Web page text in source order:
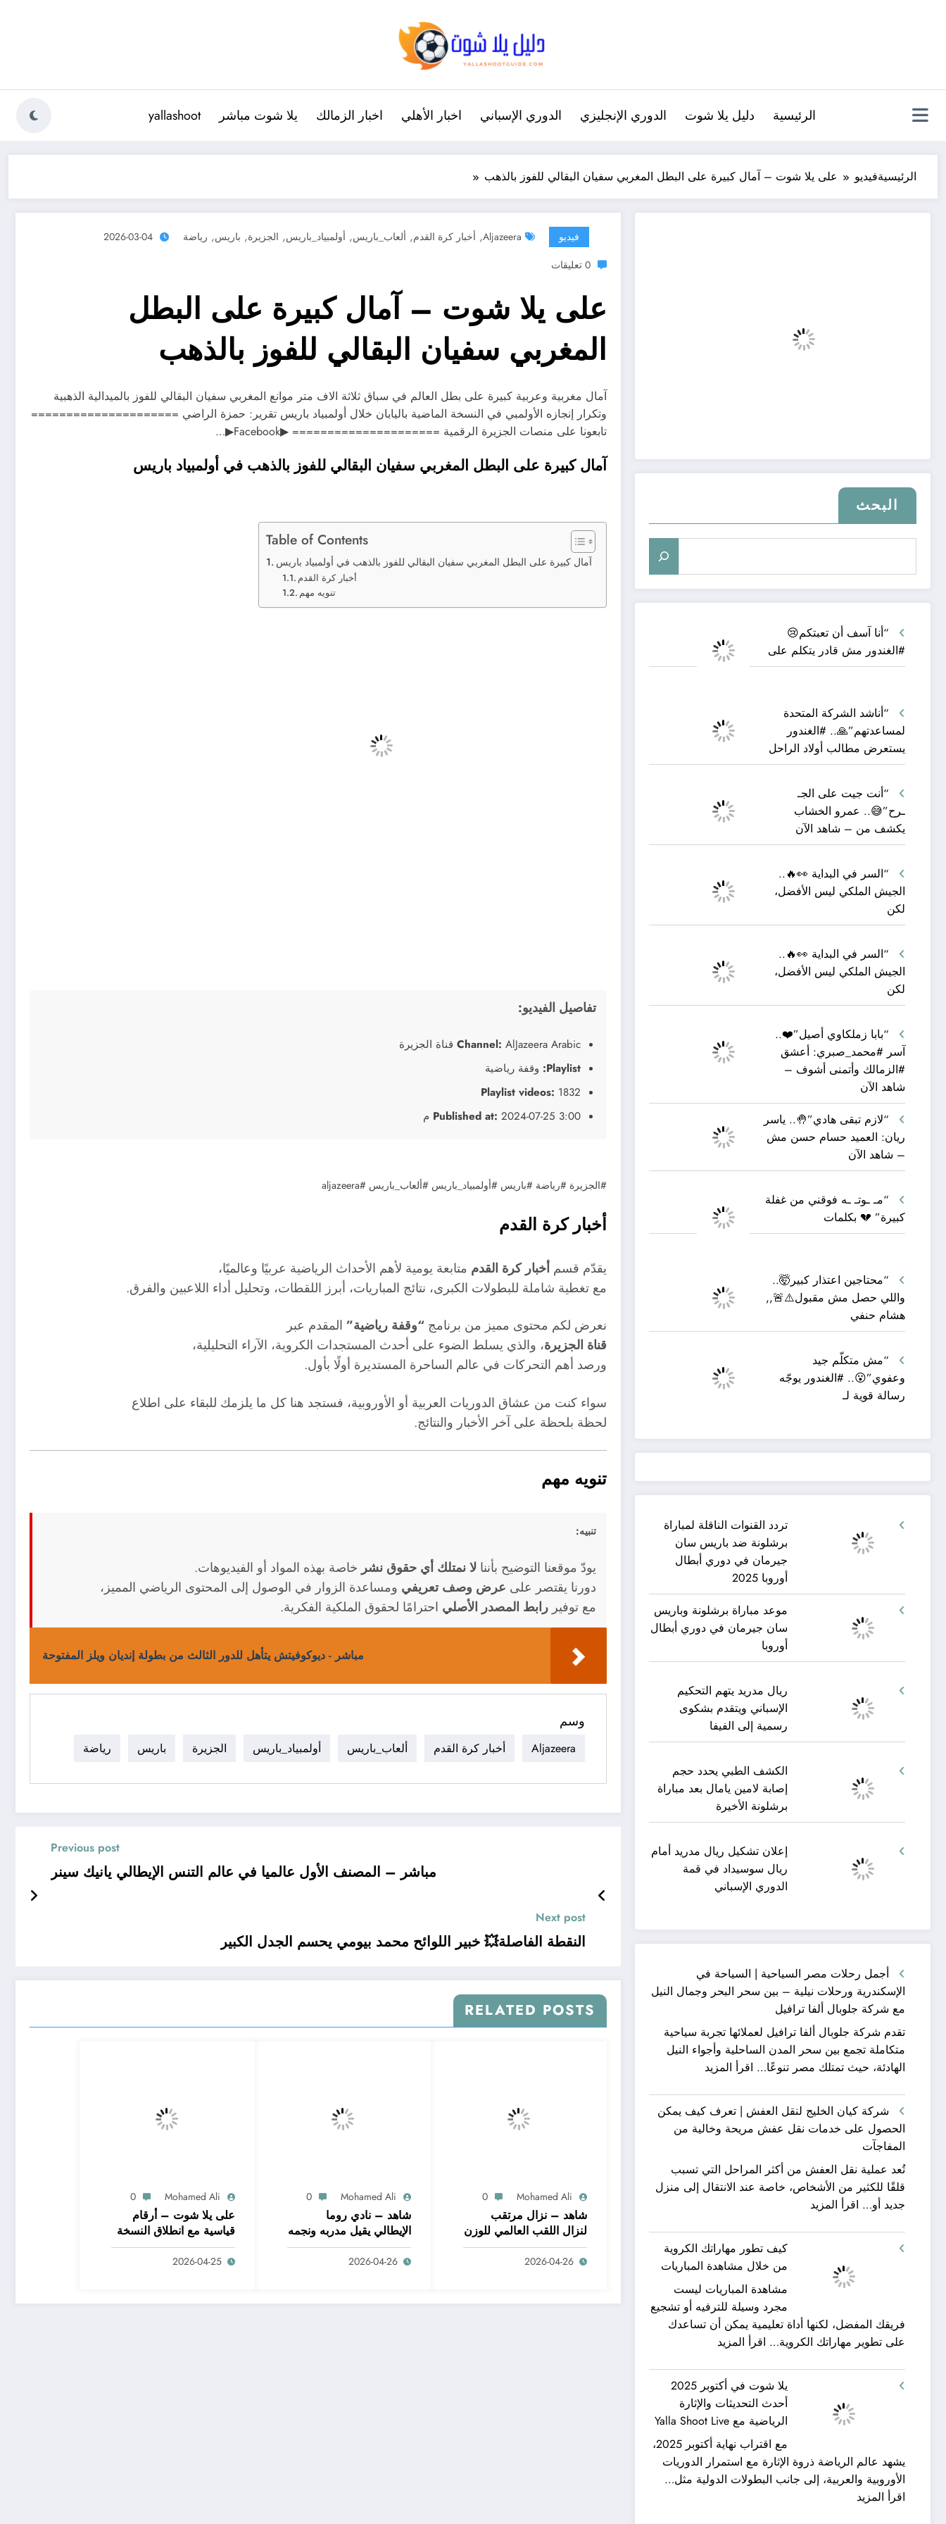
الرئيسية دليل يلا شوت الدوري الإنجليزي الدوري الإسباني اخبار الأهلي اخبار الزمالك يلا شوت مباشر yallashoot
الرئيسيةفيديو على يلا شوت – آمال كبيرة على البطل المغربي سفيان البقالي للفوز بالذهب
البحث
“أنا آسف أن تعبتكم😢
#الغندور مش قادر يتكلم على
“أناشد الشركة المتحدة
لمساعدتهم”🙏.. #الغندور
يستعرض مطالب أولاد الراحل
“أنت جيت على الجـ
ـرح”😅.. عمرو الخشاب
يكشف من – شاهد الآن
“السر في البداية 👀🔥..
الجيش الملكي ليس الأفضل،
لكن
“السر في البداية 👀🔥..
الجيش الملكي ليس الأفضل،
لكن
“بابا زملكاوي أصيل”❤️..
آسر #محمد_صبري: أعشق
#الزمالك وأتمنى أشوف –
شاهد الآن
“لازم تبقى هادي”🤚.. ياسر
ريان: العميد حسام حسن مش
– شاهد الآن
“مـ ـوتـ ـه فوقني من غفلة
كبيرة” 💔 بكلمات
“محتاجين اعتذار كبير🤯..
واللي حصل مش مقبول⚠️🚨,,
هشام حنفي
“مش متكلّم جيد
وعفوي”😮.. #الغندور يوجّه
رسالة قوية لـ
تردد القنوات الناقلة لمباراة
برشلونة ضد باريس سان
جيرمان في دوري أبطال
أوروبا 2025
موعد مباراة برشلونة وباريس
سان جيرمان في دوري أبطال
أوروبا
ريال مدريد يتهم التحكيم
الإسباني ويتقدم بشكوى
رسمية إلى الفيفا
الكشف الطبي يحدد حجم
إصابة لامين يامال بعد مباراة
برشلونة الأخيرة
إعلان تشكيل ريال مدريد أمام
ريال سوسيداد في قمة
الدوري الإسباني
أجمل رحلات مصر السياحية | السياحة في
الإسكندرية ورحلات نيلية – بين سحر البحر وجمال النيل
مع شركة جلوبال ألفا ترافيل
تقدم شركة جلوبال ألفا ترافيل لعملائها تجربة سياحية
متكاملة تجمع بين سحر المدن الساحلية وأجواء النيل
الهادئة، حيث تمتلك مصر تنوعًا… اقرأ المزيد
مصر
السياحية
السياحة
في
نيلية
–
سحر
البحر
وجمال
مع
شركة
جلوبال
ألفا
ترافيل
شركة كيان الخليج لنقل العفش | تعرف كيف يمكن
الحصول على خدمات نقل عفش مريحة وخالية من
المفاجآت
تُعد عملية نقل العفش من أكثر المراحل التي تسبب
قلقًا للكثير من الأشخاص، خاصة عند الانتقال إلى منزل
جديد أو… اقرأ المزيد
الخليج
العفش
تعرف
كيف
الحصول
خدمات
عفش
مريحة
وخالية
كيف تطور مهاراتك الكروية
من خلال مشاهدة المباريات
مشاهدة المباريات ليست
مجرد وسيلة للترفيه أو تشجيع
فريقك المفضل، لكنها أداة تعليمية يمكن أن تساعدك
على تطوير مهاراتك الكروية… اقرأ المزيد
مهاراتك
الكروية
من
خلال
مشاهدة
المباريات
يلا شوت في أكتوبر 2025
أحدث التحديثات والإثارة
الرياضية مع Yalla Shoot Live
مع اقتراب نهاية أكتوبر 2025،
يشهد عالم الرياضة ذروة الإثارة مع استمرار الدوريات
الأوروبية والعربية، إلى جانب البطولات الدولية مثل…
اقرأ المزيد
فيديو Aljazeera
, أخبار كرة القدم, ألعاب_باريس, أولمبياد_باريس, الجزيرة, باريس, رياضة
2026-03-04
0 تعليقات
على يلا شوت – آمال كبيرة على البطل
المغربي سفيان البقالي للفوز بالذهب
آمال مغربية وعربية كبيرة على بطل العالم في سباق ثلاثة الاف متر موانع المغربي سفيان البقالي للفوز بالميدالية الذهبية
وتكرار إنجازه الأولمبي في النسخة الماضية باليابان خلال أولمبياد باريس تقرير: حمزة الراضي =====================
تابعونا على منصات الجزيرة الرقمية ===================== ▶Facebook▶…
آمال كبيرة على البطل المغربي سفيان البقالي للفوز بالذهب في أولمبياد باريس
Table of Contents
آمال كبيرة على البطل المغربي سفيان البقالي للفوز بالذهب في أولمبياد باريس
أخبار كرة القدم
تنويه مهم
تفاصيل الفيديو:
Channel: AlJazeera Arabic قناة الجزيرة
Playlist: وقفة رياضية
Playlist videos: 1832
Published at: 2024-07-25 3:00 م
#الجزيرة #رياضة #باريس #أولمبياد_باريس #ألعاب_باريس #aljazeera
أخبار كرة القدم
يقدّم قسمأخبار كرة القدم متابعة يومية لأهم الأحداث الرياضية عربيًا وعالميًا،
مع تغطية شاملة للبطولات الكبرى، نتائج المباريات، أبرز اللقطات، وتحليل أداء اللاعبين والفرق.
نعرض لكم محتوى مميز من برنامج “وقفة رياضية” المقدم عبر
قناة الجزيرة، والذي يسلط الضوء على أحدث المستجدات الكروية، الآراء التحليلية،
ورصد أهم التحركات في عالم الساحرة المستديرة أولًا بأول.
سواء كنت من عشاق الدوريات العربية أو الأوروبية، فستجد هنا كل ما يلزمك للبقاء على اطلاع
لحظة بلحظة على آخر الأخبار والنتائج.
تنويه مهم
تنبيه:
يودّ موقعنا التوضيح بأننالا نمتلك أي حقوق نشر خاصة بهذه المواد أو الفيديوهات.
دورنا يقتصر على عرض وصف تعريفي ومساعدة الزوار في الوصول إلى المحتوى الرياضي المميز،
مع توفيررابط المصدر الأصلي احترامًا لحقوق الملكية الفكرية.
مباشر - ديوكوفيتش يتأهل للدور الثالث من بطولة إنديان ويلز المفتوحة
وسم
Aljazeera أخبار كرة القدم ألعاب_باريس أولمبياد_باريس الجزيرة باريس رياضة
Previous post
مباشر – المصنف الأول عالميا في عالم التنس الإيطالي يانيك سينر
Next post
النقطة الفاصلة💥 خبير اللوائح محمد بيومي يحسم الجدل الكبير
RELATED POSTS
Mohamed Ali
0
شاهد – نزال مرتقب
لنزال اللقب العالمي للوزن
الثقيل للملاكمة بين
2026-04-26
Mohamed Ali
0
شاهد – نادي روما
الإيطالي يقيل مدربه ونجمه
السابق دانييلي دي
2026-04-26
Mohamed Ali
0
على يلا شوت – أرقام
قياسية مع انطلاق النسخة
الجديدة من مسابقة دوري
2026-04-25